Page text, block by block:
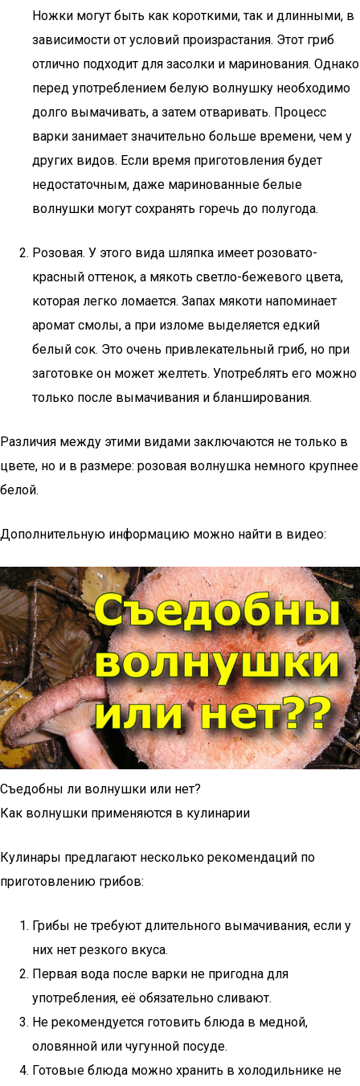
Ножки могут быть как короткими, так и длинными, в
зависимости от условий произрастания. Этот гриб
отлично подходит для засолки и маринования. Однако
перед употреблением белую волнушку необходимо
долго вымачивать, а затем отваривать. Процесс
варки занимает значительно больше времени, чем у
других видов. Если время приготовления будет
недостаточным, даже маринованные белые
волнушки могут сохранять горечь до полугода.
Розовая. У этого вида шляпка имеет розовато-
красный оттенок, а мякоть светло-бежевого цвета,
которая легко ломается. Запах мякоти напоминает
аромат смолы, а при изломе выделяется едкий
белый сок. Это очень привлекательный гриб, но при
заготовке он может желтеть. Употреблять его можно
только после вымачивания и бланширования.
Различия между этими видами заключаются не только в
цвете, но и в размере: розовая волнушка немного крупнее
белой.
Дополнительную информацию можно найти в видео:
Съедобны ли волнушки или нет?
Как волнушки применяются в кулинарии
Кулинары предлагают несколько рекомендаций по
приготовлению грибов:
Грибы не требуют длительного вымачивания, если у
них нет резкого вкуса.
Первая вода после варки не пригодна для
употребления, её обязательно сливают.
Не рекомендуется готовить блюда в медной,
оловянной или чугунной посуде.
Готовые блюда можно хранить в холодильнике не